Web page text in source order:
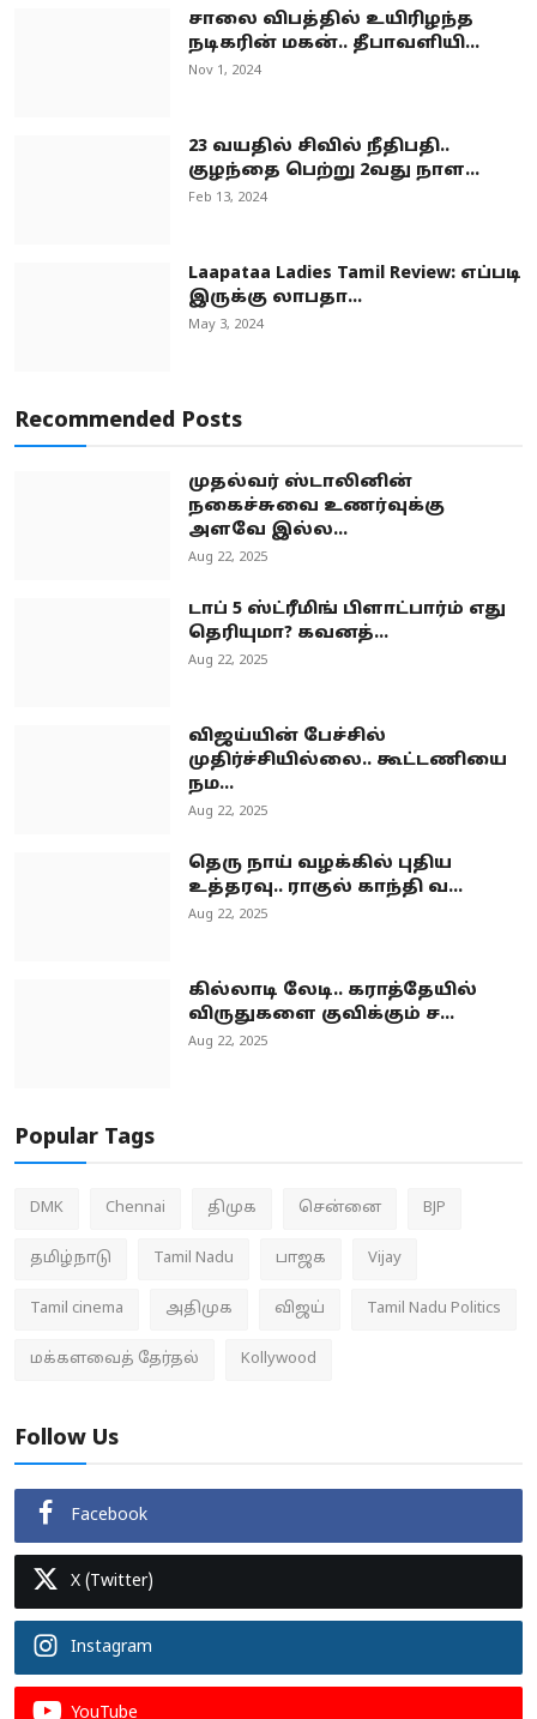
சாலை விபத்தில் உயிரிழந்த
நடிகரின் மகன்.. தீபாவளியி...
Nov 1, 2024
23 வயதில் சிவில் நீதிபதி..
குழந்தை பெற்று 2வது நாள...
Feb 13, 2024
Laapataa Ladies Tamil Review: எப்படி
இருக்கு லாபதா...
May 3, 2024
Recommended Posts
முதல்வர் ஸ்டாலினின்
நகைச்சுவை உணர்வுக்கு
அளவே இல்ல...
Aug 22, 2025
டாப் 5 ஸ்ட்ரீமிங் பிளாட்பார்ம் எது
தெரியுமா? கவனத்...
Aug 22, 2025
விஜய்யின் பேச்சில்
முதிர்ச்சியில்லை.. கூட்டணியை
நம...
Aug 22, 2025
தெரு நாய் வழக்கில் புதிய
உத்தரவு.. ராகுல் காந்தி வ...
Aug 22, 2025
கில்லாடி லேடி.. கராத்தேயில்
விருதுகளை குவிக்கும் ச...
Aug 22, 2025
Popular Tags
DMK Chennai திமுக சென்னை BJP
தமிழ்நாடு Tamil Nadu பாஜக Vijay
Tamil cinema அதிமுக விஜய் Tamil Nadu Politics
மக்களவைத் தேர்தல் Kollywood
Follow Us
Facebook
X (Twitter)
Instagram
YouTube